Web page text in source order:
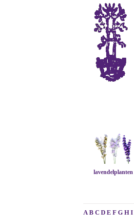
lavendelplanten
A B C D E F G H I